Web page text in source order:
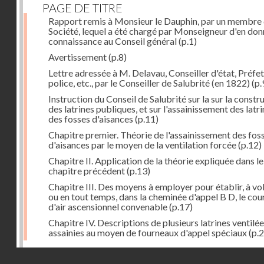
PAGE DE TITRE
Rapport remis à Monsieur le Dauphin, par un membre
Société, lequel a été chargé par Monseigneur d'en
connaissance au Conseil général(p.1)
Avertissement(p.8)
Lettre adressée à M. Delavau, Conseiller d'état,
police, etc., par le Conseiller de Salubrité (en 1822)
Instruction du Conseil de Salubrité sur la sur la
des latrines publiques, et sur l'assainissement des
des fosses d'aisances (p.11)
Chapitre premier. Théorie de l'assainissement des
d'aisances par le moyen de la ventilation forcée(p.12)
Chapitre II. Application de la théorie expliquée dans le
chapitre précédent(p.13)
Chapitre III. Des moyens à employer pour établir, à
ou en tout temps, dans la cheminée d'appel B D, le
d'air ascensionnel convenable(p.17)
Chapitre IV. Descriptions de plusieurs latrines
assainies au moyen de fourneaux d'appel spéciaux
Dernière image